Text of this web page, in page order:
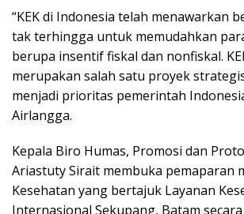
“KEK di Indonesia telah menawarkan
tak terhingga untuk memudahkan
berupa insentif fiskal dan nonfiskal.
merupakan salah satu proyek
menjadi prioritas pemerintah
Airlangga.
Kepala Biro Humas, Promosi dan
Ariastuty Sirait membuka pemaparan
Kesehatan yang bertajuk Layanan
Internasional Sekupang, Batam